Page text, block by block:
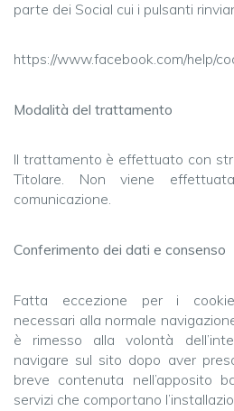
parte dei Social cui i pulsanti
https://www.facebook.com/help/
Modalità del trattamento
Il trattamento è effettuato con
Titolare. Non viene
comunicazione.
Conferimento dei dati e consenso
Fatta eccezione per i
necessari alla normale
è rimesso alla volontà
navigare sul sito dopo aver
breve contenuta nell’apposito
servizi che comportano